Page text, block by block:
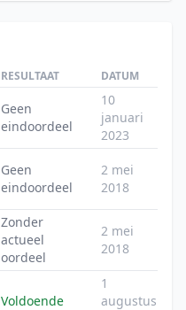
RESULTAAT DATUM
Geen
eindoordeel
10
januari
2023
Geen
eindoordeel
2 mei
2018
Zonder
actueel
oordeel
2 mei
2018
Voldoende
1
augustus